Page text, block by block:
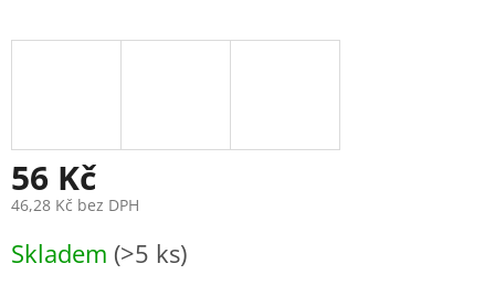
56 Kč
46,28 Kč bez DPH
cena:
Skladem (>5 ks)